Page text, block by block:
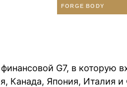
G7, в которую
Канада, Япония, Италия